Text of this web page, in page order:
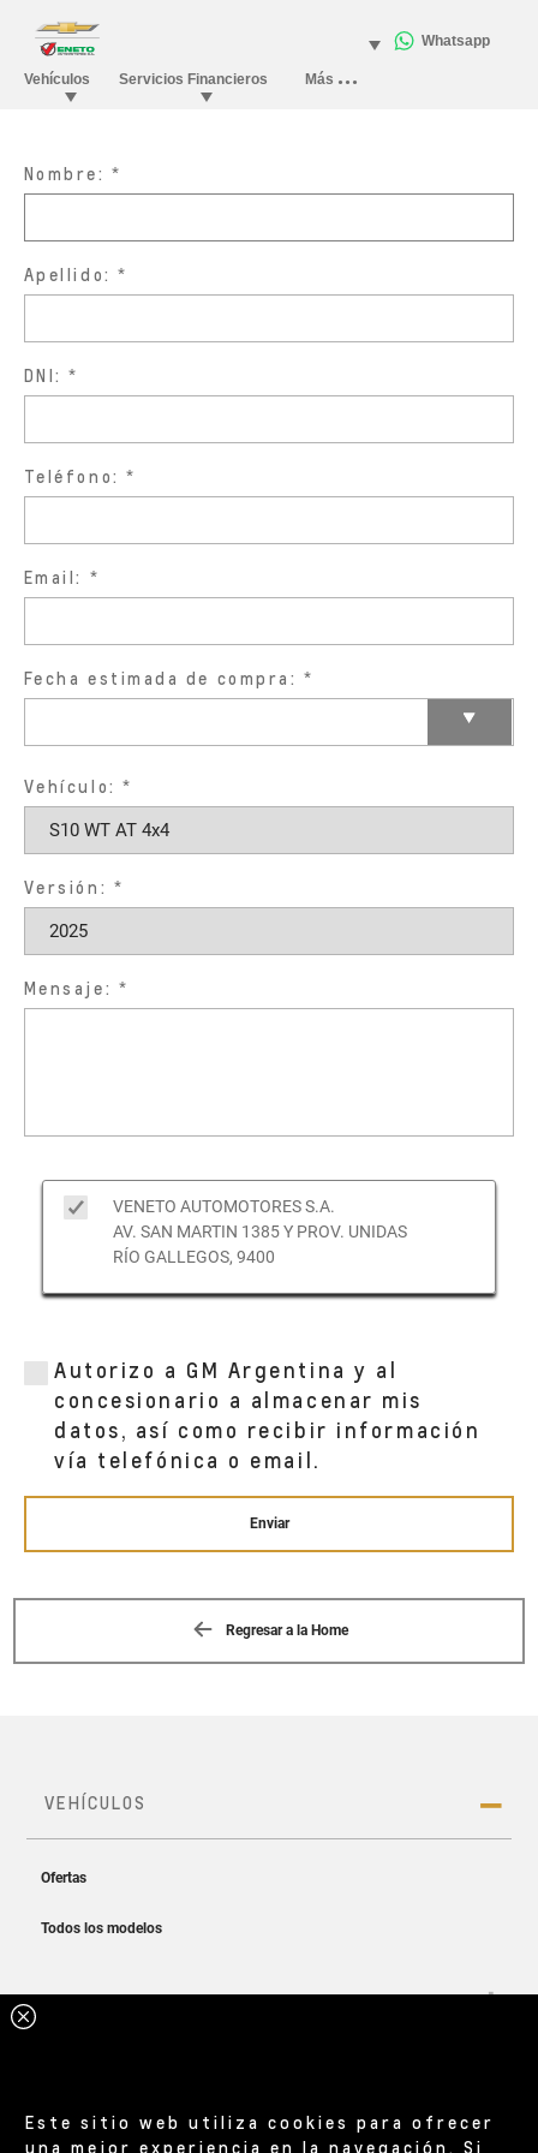
Nombre:
Apellido:
DNI:
Teléfono:
Email:
Fecha estimada de compra:
Vehículo:
Versión:
Mensaje:
VENETO AUTOMOTORES S.A.
AV. SAN MARTIN 1385 Y PROV. UNIDAS
RÍO GALLEGOS, 9400
Autorizo a GM Argentina y al
concesionario a almacenar mis
datos, así como recibir información
vía telefónica o email.
Enviar
Regresar a la Home
Este sitio web utiliza cookies para ofrecer
una mejor experiencia en la navegación. Si